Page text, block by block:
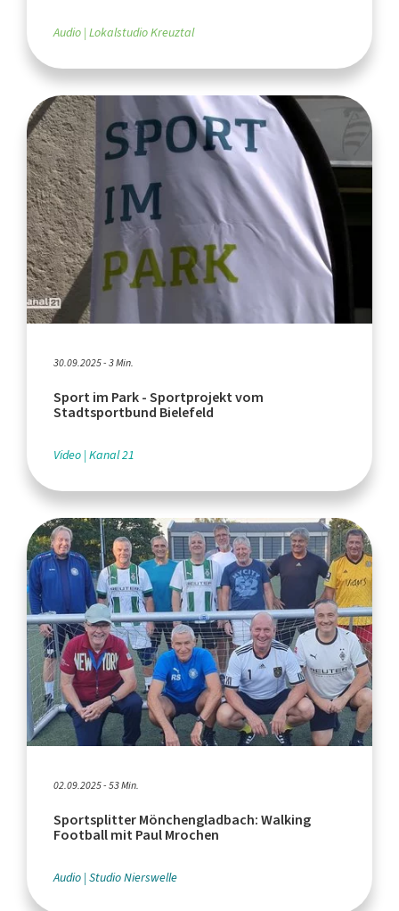
Audio Lokalstudio Kreuztal
30.09.2025 - 3 Min.
Sport im Park - Sportprojekt vom
Stadtsportbund Bielefeld
Video Kanal 21
02.09.2025 - 53 Min.
Sportsplitter Mönchengladbach: Walking
Football mit Paul Mrochen
Audio Studio Nierswelle